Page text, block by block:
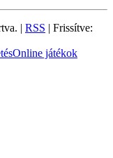
| RSS | Frissítve:
Online játékok